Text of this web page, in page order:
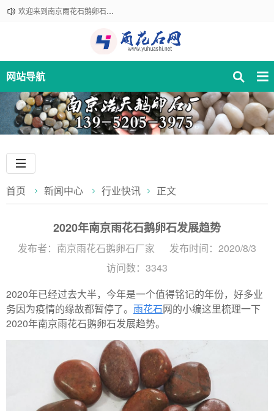
欢迎来到南京雨花石鹅卵石厂家！咨询热线：18061210301
网站导航
首页 新闻中心 行业快讯 正文
2020年南京雨花石鹅卵石发展趋势
发布者：南京雨花石鹅卵石厂家
发布时间：2020/8/3
访问数：3343
2020年已经过去大半，今年是一个值得铭记的年份，好多业
务因为疫情的缘故都暂停了。 雨花石网的小编这里梳理一下
2020年南京雨花石鹅卵石发展趋势。